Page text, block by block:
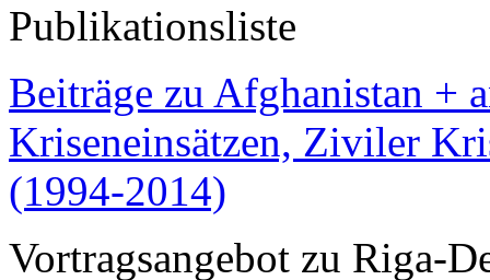
Publikationsliste
Beiträge zu Afghanistan +
Kriseneinsätzen, Ziviler
(1994-2014)
Vortragsangebot zu Riga-